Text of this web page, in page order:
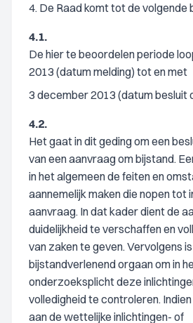
4. De Raad komt tot de volgende
4.1.
De hier te beoordelen periode
2013 (datum melding) tot en met
3 december 2013 (datum besluit
4.2.
Het gaat in dit geding om een
van een aanvraag om bijstand.
in het algemeen de feiten en
aannemelijk maken die nopen tot
aanvraag. In dat kader dient de
duidelijkheid te verschaffen en
van zaken te geven. Vervolgens
bijstandverlenend orgaan om in
onderzoeksplicht deze
volledigheid te controleren.
aan de wettelijke inlichtingen- of